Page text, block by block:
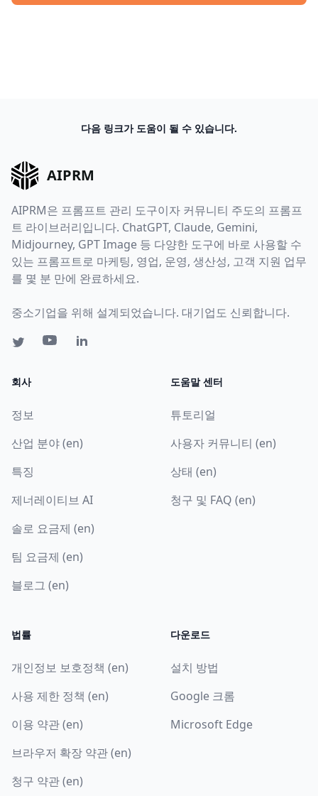
다음 링크가 도움이 될 수 있습니다.
AIPRM
AIPRM은 프롬프트 관리 도구이자 커뮤니티 주도의 프롬프
트 라이브러리입니다. ChatGPT, Claude, Gemini,
Midjourney, GPT Image 등 다양한 도구에 바로 사용할 수
있는 프롬프트로 마케팅, 영업, 운영, 생산성, 고객 지원 업무
를 몇 분 만에 완료하세요.
중소기업을 위해 설계되었습니다. 대기업도 신뢰합니다.
회사
정보
산업 분야 (en)
특징
제너레이티브 AI
솔로 요금제 (en)
팀 요금제 (en)
블로그 (en)
도움말 센터
튜토리얼
사용자 커뮤니티 (en)
상태 (en)
청구 및 FAQ (en)
법률
개인정보 보호정책 (en)
사용 제한 정책 (en)
이용 약관 (en)
브라우저 확장 약관 (en)
청구 약관 (en)
다운로드
설치 방법
Google 크롬
Microsoft Edge